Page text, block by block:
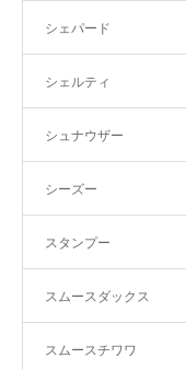
シェパード
シェルティ
シュナウザー
シーズー
スタンプー
スムースダックス
スムースチワワ